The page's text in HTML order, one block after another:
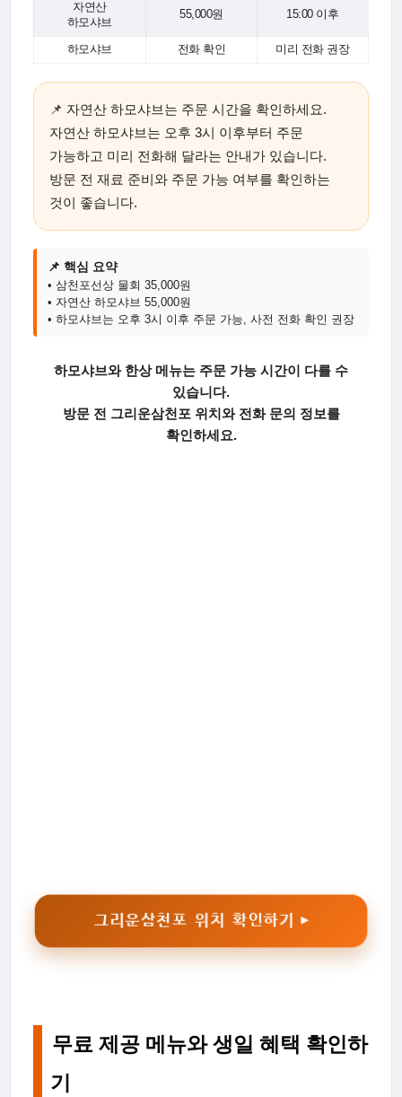
자연산
하모샤브
55,000원 15:00 이후
하모샤브 전화 확인 미리 전화 권장
📌 자연산 하모샤브는 주문 시간을 확인하세요.
자연산 하모샤브는 오후 3시 이후부터 주문
가능하고 미리 전화해 달라는 안내가 있습니다.
방문 전 재료 준비와 주문 가능 여부를 확인하는
것이 좋습니다.
📌 핵심 요약
• 삼천포선상 물회 35,000원
• 자연산 하모샤브 55,000원
• 하모샤브는 오후 3시 이후 주문 가능, 사전 전화 확인 권장
하모샤브와 한상 메뉴는 주문 가능 시간이 다를 수
있습니다.
방문 전 그리운삼천포 위치와 전화 문의 정보를
확인하세요.
그리운삼천포 위치 확인하기 ▶
무료 제공 메뉴와 생일 혜택 확인하
기